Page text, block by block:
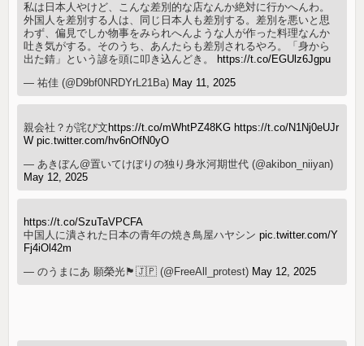
私は日本人やけど、こんな差別的な店なんか絶対に行かへんわ。
外国人を差別する人は、同じ日本人も差別する。差別を悪いと思
わず、偏見でしか物事をみられへんような人が作った料理なんか
吐き気がする。そのうち、あんたらも差別されるやろ。「身から
出た錆」という諺を頭に叩き込んどき。
https://t.co/EGUlz6Jgpu
— 祐佳 (@D9bf0NRDYrL21Ba) May 11, 2025
親会社？が詫び文 https://t.co/mWhtPZ48KG https://t.co/N1Nj0eUJr
W pic.twitter.com/hv6nOfN0yO
— あきぼん@置いてけぼりの独り身氷河期世代 (@akibon_niiyan)
May 12, 2025
https://t.co/SzuTaVPCFA
中国人に潰された日本の青年の焼き鳥屋ハヤシンpic.twitter.com/Y
Fj4iOl42m
— のうまにあ 願榮光🏴🇯🇵 (@FreeAll_protest) May 12, 2025